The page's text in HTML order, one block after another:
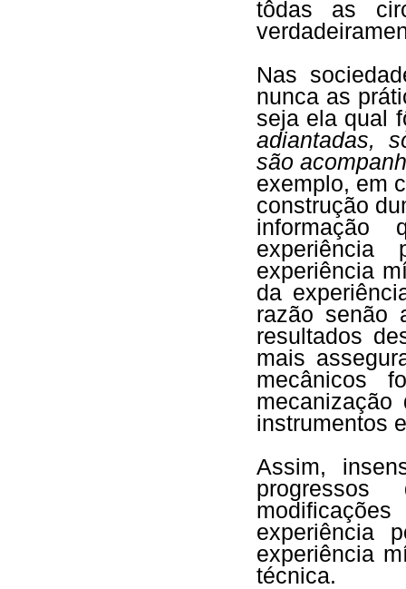
tôdas as
Nas
nunca as
seja ela qual
adiantadas,
são
exemplo, em
construção
experiência
da
razão senão
resultados
mais
mecânicos
instrumentos
Assim,
experiência
experiência
técnica.